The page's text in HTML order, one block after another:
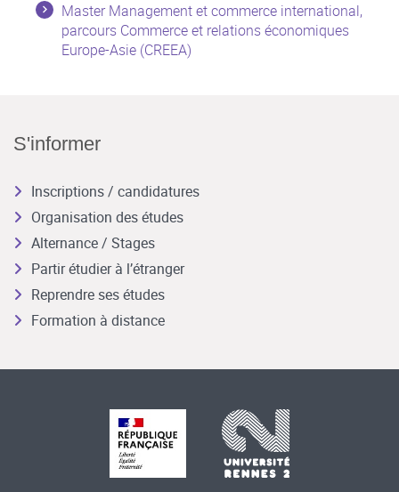
Master Management et commerce international,
parcours Commerce et relations économiques
Europe-Asie (CREEA)
S'informer
Inscriptions / candidatures
Organisation des études
Alternance / Stages
Partir étudier à l’étranger
Reprendre ses études
Formation à distance